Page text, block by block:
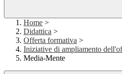
Home >
Didattica >
Offerta formativa >
Iniziative di ampliamento
Media-Mente